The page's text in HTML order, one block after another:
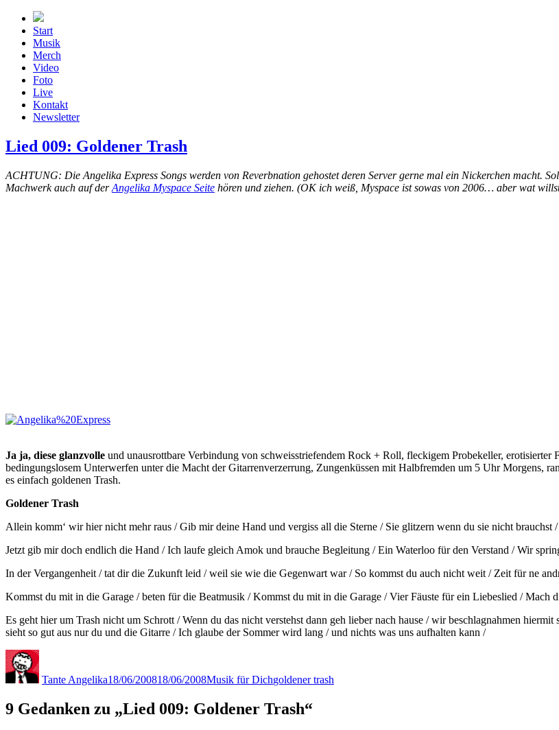
Zum
Inhalt
springen
Start
Musik
Merch
Video
Foto
Live
Kontakt
Newsletter
Lied 009: Goldener Trash
ACHTUNG: Die Angelika Express Songs werden von Reverbnation gehostet deren Server gerne mal ein Nickerchen macht.
Machwerk auch auf derAngelika Myspace Seite hören und ziehen. (OK ich weiß, Myspace ist sowas von 2006… aber wat
Ja ja, diese glanzvolle und unausrottbare Verbindung von schweisstriefendem Rock + Roll, fleckigem Probekeller,
bedingungslosem Unterwerfen unter die Macht der Gitarrenverzerrung, Zungenküssen mit Halbfremden um 5 Uhr Morgens,
es einfach goldenen Trash.
Goldener Trash
Allein komm‘ wir hier nicht mehr raus / Gib mir deine Hand und vergiss all die Sterne / Sie glitzern wenn du sie nicht brauchst
Jetzt gib mir doch endlich die Hand / Ich laufe gleich Amok und brauche Begleitung / Ein Waterloo für den Verstand / Wir
In der Vergangenheit / tat dir die Zukunft leid / weil sie wie die Gegenwart war / So kommst du auch nicht weit / Zeit für ne
Kommst du mit in die Garage / beten für die Beatmusik / Kommst du mit in die Garage / Vier Fäuste für ein Liebeslied / Mach
Es geht hier um Trash nicht um Schrott / Wenn du das nicht verstehst dann geh lieber nach hause / wir beschlagnahmen
sieht so gut aus nur du und die Gitarre / Ich glaube der Sommer wird lang / und nichts was uns aufhalten kann /
Autor
Tante Angelika18/06/200818/06/2008Musik für Dichgoldener trash
9 Gedanken zu „Lied 009: Goldener Trash“